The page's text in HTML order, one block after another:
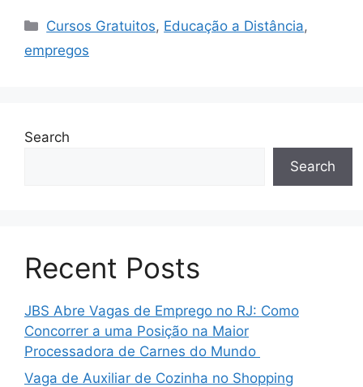
Categories
Cursos Gratuitos, Educação a Distância,
empregos
Search
Search
Recent Posts
JBS Abre Vagas de Emprego no RJ: Como
Concorrer a uma Posição na Maior
Processadora de Carnes do Mundo
Vaga de Auxiliar de Cozinha no Shopping